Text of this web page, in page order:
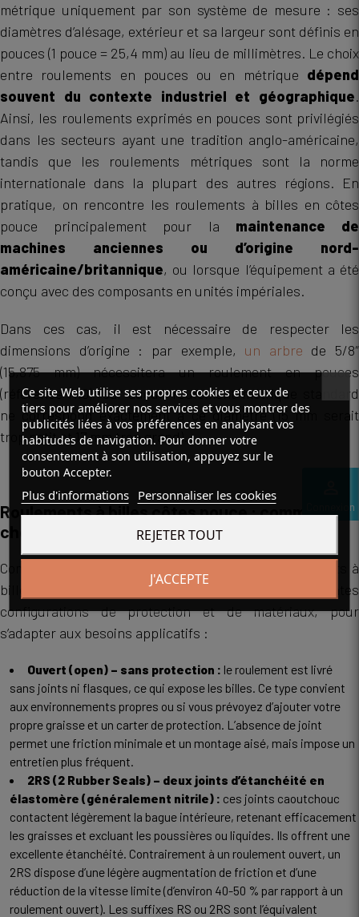
Connexion
métrique uniquement par son système de mesure : ses
diamètres d’alésage, extérieur et sa largeur sont définis en
pouces (1 pouce = 25,4 mm) au lieu de millimètres. Le choix
entre roulements en pouces ou en métrique dépend
souvent du contexte industriel et géographique.
Ainsi, les roulements exprimés en pouces sont privilégiés
dans les secteurs ayant une tradition anglo-américaine,
tandis que les roulements métriques sont la norme
internationale dans la plupart des autres régions. En
pratique, on rencontre les roulements à billes en côtes
pouce principalement pour la maintenance de
machines anciennes ou d’origine nord-
américaine/britannique, ou lorsque l’équipement a été
conçu avec des composants en unités impériales.
Dans ces cas, il est nécessaire de respecter les
dimensions d’origine : par exemple, un arbre de 5/8″
(15,875 mm) nécessitera un roulement en pouces
(référence R10), car aucun roulement métrique standard
ne correspond exactement à ce diamètre (15 mm serait
trop petit et 17 mm trop grand).
Roulements à billes côtes pouce : comment
choisir ?
Comme pour les roulements métriques, les roulements à
billes en côtes pouce existent en différentes
configurations de protection et de matériaux, pour
s’adapter aux besoins applicatifs :
Ouvert (open) – sans protection : le roulement est livré
sans joints ni flasques, ce qui expose les billes. Ce type convient
aux environnements propres ou si vous prévoyez d’ajouter votre
propre graisse et un carter de protection. L’absence de joint
permet une friction minimale et un montage aisé, mais impose un
entretien plus fréquent.
2RS (2 Rubber Seals) – deux joints d’étanchéité en
élastomère (généralement nitrile) : ces joints caoutchouc
contactent légèrement la bague intérieure, retenant efficacement
les graisses et excluant les poussières ou liquides. Ils offrent une
excellente étanchéité. Contrairement à un roulement ouvert, un
2RS dispose d’une légère augmentation de friction et d’une
réduction de la vitesse limite (d’environ 40-50 % par rapport à un
roulement ouvert). Les suffixes RS ou 2RS sont l’équivalent
Ce site Web utilise ses propres cookies et ceux de
tiers pour améliorer nos services et vous montrer des
publicités liées à vos préférences en analysant vos
habitudes de navigation. Pour donner votre
consentement à son utilisation, appuyez sur le
bouton Accepter.
Plus d'informations Personnaliser les cookies
REJETER TOUT
J'ACCEPTE